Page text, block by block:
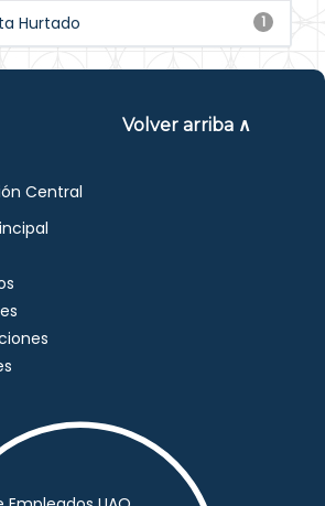
1
Hurtado
Volver arriba ∧
Central